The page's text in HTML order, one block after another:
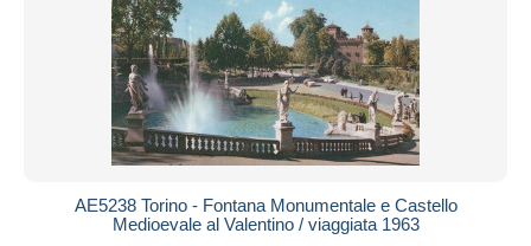
AE5238 Torino - Fontana Monumentale e Castello
Medioevale al Valentino / viaggiata 1963